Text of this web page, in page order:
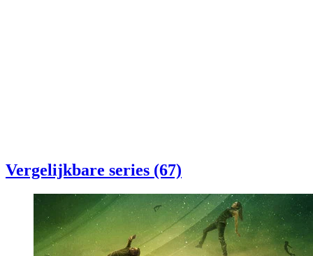
Vergelijkbare series (67)